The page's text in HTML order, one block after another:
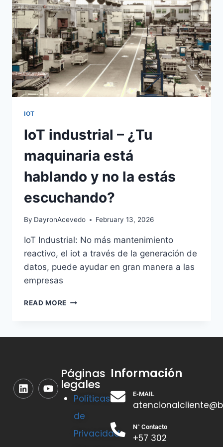
IOT
IoT industrial – ¿Tu
maquinaria está
hablando y no la estás
escuchando?
By DayronAcevedo February 13, 2026
IoT Industrial: No más mantenimiento
reactivo, el iot a través de la generación de
datos, puede ayudar en gran manera a las
empresas
READ MORE
Páginas
legales
Políticas
de
Privacidad
Información
E-MAIL
N° Contacto
+57 302